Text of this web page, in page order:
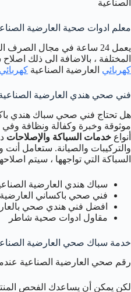
الصناعية
معلم ادوات صحية العارضية
يعمل 24 ساعة في مجال
المختلفة ، بالاضافة الى ذلك
كهربائي العارضية الصناعية
فني صحي هندي العارضية
هل تحتاج فني صحي سباك هندي
موثوقة وخبرة وكفالة ونظافة وفي
أنواع خدمات السباكة والإصلاحات
والتركيبات والصيانة. ستعامل
السباكة التي تواجهها ، سيتم
سباك هندي العارضية
فني صحي باكساني العارضية
افضل فني هندي صحي
مقاول ادوات صحية شاطر
خدمة سباك صحي العارضية
رقم صحي العارضية الصناعية
لكن يمكن أن يساعدك الفحص